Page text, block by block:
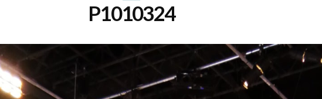
P1010324